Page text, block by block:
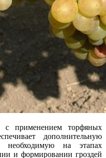
с применением торфяных
дополнительную
необходимую на этапах
и формировании гроздей